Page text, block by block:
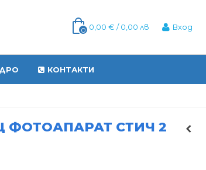
0 0,00 € / 0,00 лв Вход
КОНТАКТИ
СТИЧ 2